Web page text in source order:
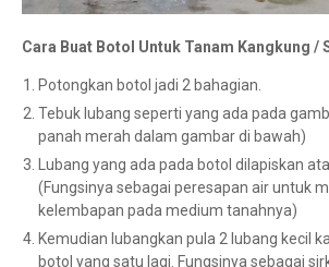
Cara Buat Botol Untuk Tanam Kangkung /
Potongkan botol jadi 2 bahagian.
Tebuk lubang seperti yang ada pada
panah merah dalam gambar di bawah)
Lubang yang ada pada botol dilapiskan
(Fungsinya sebagai peresapan air untuk
kelembapan pada medium tanahnya)
Kemudian lubangkan pula 2 lubang kecil
botol yang satu lagi. Fungsinya sebagai